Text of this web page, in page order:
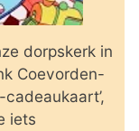
dorpskerk in
Coevorden-
iets